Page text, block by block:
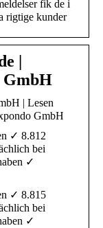
fik de i
rigtige kunder
|
GmbH
| Lesen
GmbH
✓ 8.812
bei
✓
✓ 8.815
bei
✓